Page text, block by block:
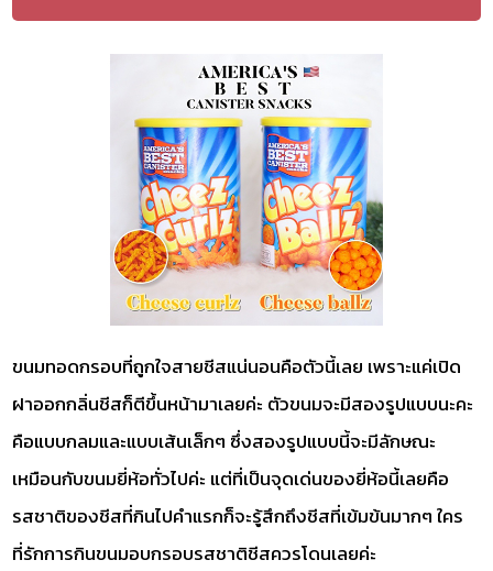
ขนมทอดกรอบที่ถูกใจสายชีสแน่นอนคือตัวนี้เลย เพราะแค่เปิด
ฝาออกกลิ่นชีสก็ตีขึ้นหน้ามาเลยค่ะ ตัวขนมจะมีสองรูปแบบนะคะ
คือแบบกลมและแบบเส้นเล็กๆ ซึ่งสองรูปแบบนี้จะมีลักษณะ
เหมือนกับขนมยี่ห้อทั่วไปค่ะ แต่ที่เป็นจุดเด่นของยี่ห้อนี้เลยคือ
รสชาติของชีสที่กินไปคำแรกก็จะรู้สึกถึงชีสที่เข้มข้นมากๆ ใคร
ที่รักการกินขนมอบกรอบรสชาติชีสควรโดนเลยค่ะ